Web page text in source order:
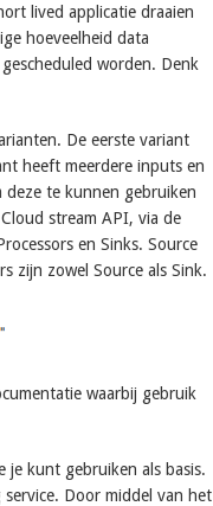
lived applicatie draaien
hoeveelheid data
worden. Denk
De eerste variant
heeft meerdere inputs en
te kunnen gebruiken
stream API, via de
en Sinks. Source
zijn zowel Source als Sink.
waarbij gebruik
je kunt gebruiken als basis.
Door middel van het